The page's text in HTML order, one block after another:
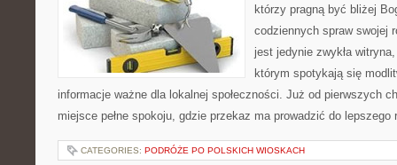
którzy pragną być bliżej
codziennych spraw swojej
jest jedynie zwykła
którym spotykają się
informacje ważne dla lokalnej społeczności. Już od pierwszych
miejsce pełne spokoju, gdzie przekaz ma prowadzić do
CATEGORIES: PODRÓŻE PO POLSKICH WIOSKACH